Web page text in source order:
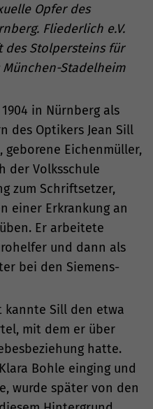
Opfer des
Fliederlich e.V.
des Stolpersteins für
Stadelheim
in Nürnberg als
des Optikers Jean Sill
geborene Eichenmüller,
der Volksschule
zum Schriftsetzer,
einer Erkrankung an
Er arbeitete
und dann als
bei den Siemens-
kannte Sill den etwa
mit dem er über
hatte.
Bohle einging und
wurde später von den